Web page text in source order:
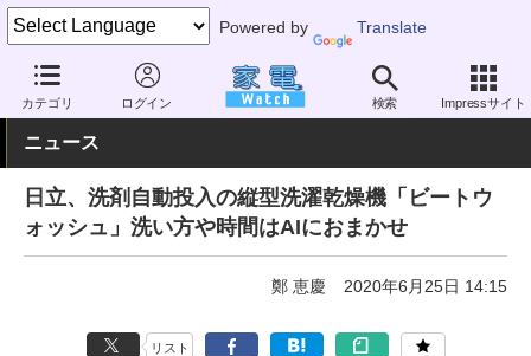
Powered by Translate
カテゴリ ログイン 検索 Impressサイト
家電 Watch 生活家電 洗濯機 縦型洗濯乾燥機
ニュース
日立、洗剤自動投入の縦型洗濯乾燥機「ビートウ
ォッシュ」洗い方や時間はAIにおまかせ
鄭 恵慶 2020年6月25日 14:15
リスト